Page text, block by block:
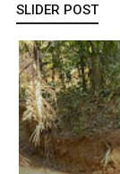
SLIDER POST